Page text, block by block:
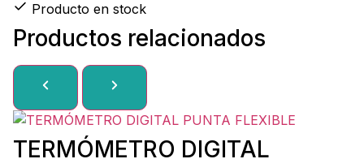
Producto en stock
Productos relacionados
TERMÓMETRO DIGITAL